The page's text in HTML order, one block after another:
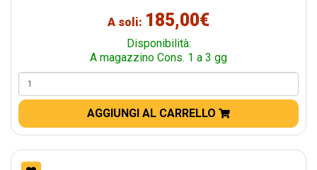
A soli: 185,00€
Disponibilità:
A magazzino Cons. 1 a 3 gg
AGGIUNGI AL CARRELLO